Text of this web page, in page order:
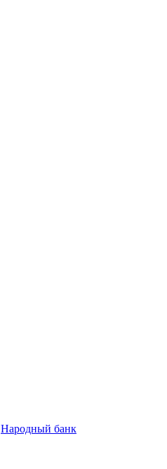
Народный банк